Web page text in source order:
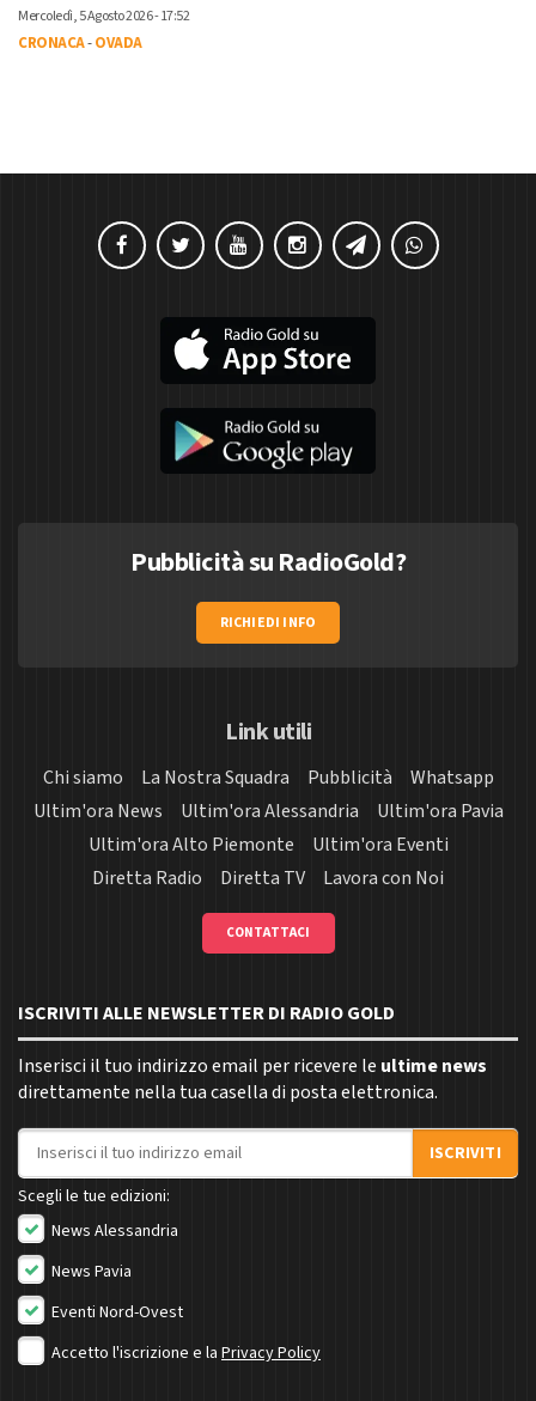
Mercoledì, 5 Agosto 2026 - 17:52
CRONACA-OVADA
Pubblicità su RadioGold?
RICHIEDI INFO
Link utili
Chi siamo La Nostra Squadra Pubblicità
Whatsapp
Ultim'ora News
Ultim'ora Alessandria
Ultim'ora Pavia
Ultim'ora Alto Piemonte
Ultim'ora Eventi
Diretta Radio
Diretta TV Lavora con Noi
CONTATTACI
ISCRIVITI ALLE NEWSLETTER DI RADIO GOLD
Inserisci il tuo indirizzo email per ricevere le ultime news
direttamente nella tua casella di posta elettronica.
Indirizzo email
ISCRIVITI
Scegli le tue edizioni:
News Alessandria
News Pavia
Eventi Nord-Ovest
Accetto l'iscrizione e la Privacy Policy